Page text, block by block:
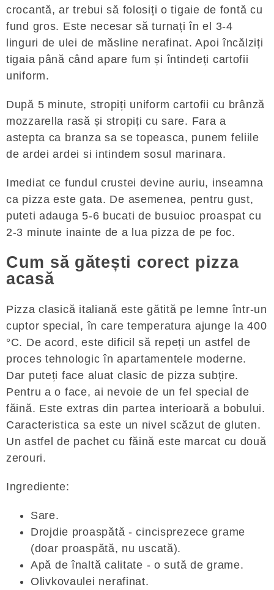
crocantă, ar trebui să folosiți o tigaie de fontă cu
fund gros. Este necesar să turnați în el 3-4
linguri de ulei de măsline nerafinat. Apoi încălziți
tigaia până când apare fum și întindeți cartofii
uniform.
După 5 minute, stropiți uniform cartofii cu brânză
mozzarella rasă și stropiți cu sare. Fara a
astepta ca branza sa se topeasca, punem feliile
de ardei ardei si intindem sosul marinara.
Imediat ce fundul crustei devine auriu, inseamna
ca pizza este gata. De asemenea, pentru gust,
puteti adauga 5-6 bucati de busuioc proaspat cu
2-3 minute inainte de a lua pizza de pe foc.
Cum să gătești corect pizza
acasă
Pizza clasică italiană este gătită pe lemne într-un
cuptor special, în care temperatura ajunge la 400
°C. De acord, este dificil să repeți un astfel de
proces tehnologic în apartamentele moderne.
Dar puteți face aluat clasic de pizza subțire.
Pentru a o face, ai nevoie de un fel special de
făină. Este extras din partea interioară a bobului.
Caracteristica sa este un nivel scăzut de gluten.
Un astfel de pachet cu făină este marcat cu două
zerouri.
Ingrediente:
Sare.
Drojdie proaspătă - cincisprezece grame
(doar proaspătă, nu uscată).
Apă de înaltă calitate - o sută de grame.
Olivkovaulei nerafinat.